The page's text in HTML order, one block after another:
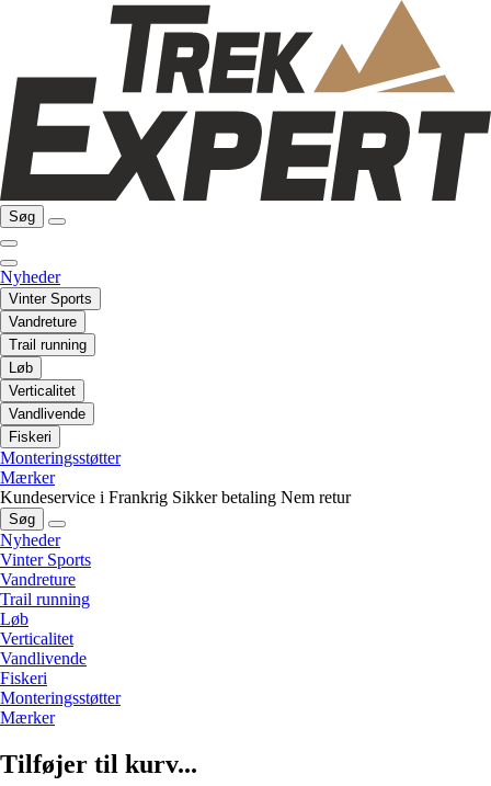
Søg
Nyheder
Vinter Sports
Vandreture
Trail running
Løb
Verticalitet
Vandlivende
Fiskeri
Monteringsstøtter
Mærker
Kundeservice i Frankrig Sikker betaling Nem retur
Søg
Nyheder
Vinter Sports
Vandreture
Trail running
Løb
Verticalitet
Vandlivende
Fiskeri
Monteringsstøtter
Mærker
Tilføjer til kurv...